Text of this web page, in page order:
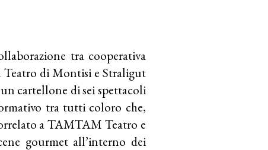
tra cooperativa
di Montisi e Straligut
cartellone di sei spettacoli
tra tutti coloro che,
a TAMTAM Teatro e
gourmet all’interno dei